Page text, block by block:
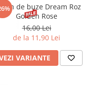
de buze Dream Roz
Golden Rose
16,00 Lei
de la 11,90 Lei
VARIANTE